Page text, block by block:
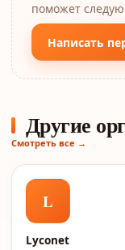
поможет
Написать
Другие
Смотреть все →
L
Lyconet